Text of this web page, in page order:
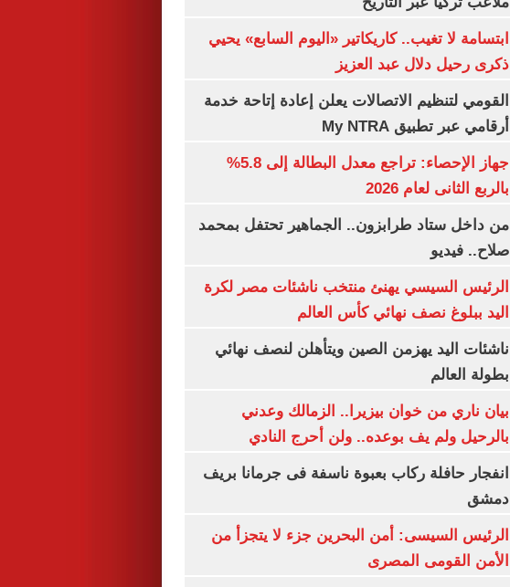
ابتسامة لا تغيب.. كاريكاتير «اليوم السابع» يحيي
ذكرى رحيل دلال عبد العزيز
القومي لتنظيم الاتصالات يعلن إعادة إتاحة خدمة
أرقامي عبر تطبيق My NTRA
جهاز الإحصاء: تراجع معدل البطالة إلى 5.8%
بالربع الثانى لعام 2026
من داخل ستاد طرابزون.. الجماهير تحتفل بمحمد
صلاح.. فيديو
الرئيس السيسي يهنئ منتخب ناشئات مصر لكرة
اليد ببلوغ نصف نهائي كأس العالم
ناشئات اليد يهزمن الصين ويتأهلن لنصف نهائي
بطولة العالم
بيان ناري من خوان بيزيرا.. الزمالك وعدني
بالرحيل ولم يف بوعده.. ولن أحرج النادي
انفجار حافلة ركاب بعبوة ناسفة فى جرمانا بريف
دمشق
الرئيس السيسى: أمن البحرين جزء لا يتجزأ من
الأمن القومى المصرى